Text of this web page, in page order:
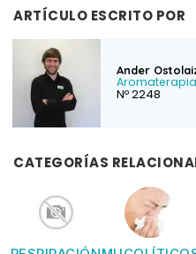
ARTÍCULO ESCRITO POR
Ander
Aromaterapia
Nº 2248
CATEGORÍAS